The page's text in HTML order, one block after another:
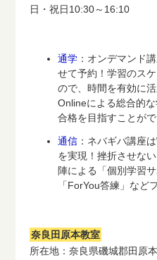
日・祝日10:30～16:10
通学 ：オンデマンド
せて予約！学習のス
ので、時間を有効に
Onlineによる総合的
合格を目指すことがで
通信 ：ネバギバ講座
を実現！挫折させな
陣による「個別学習
「ForYou答練」など
奈良田原本教室
所在地：奈良県磯城郡田原